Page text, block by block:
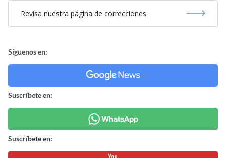
Revisa nuestra página de correcciones
Síguenos en:
Suscríbete en:
Suscríbete en: